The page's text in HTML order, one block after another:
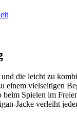
die leicht zu
einem vielseitigen
beim Spielen im
Jacke verleiht